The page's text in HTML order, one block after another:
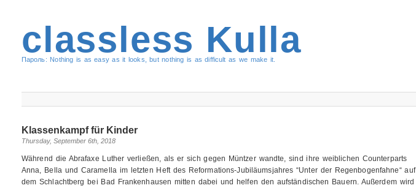
classless Kulla
Пароль: Nothing is as easy as it looks, but nothing is as difficult as we make it.
Klassenkampf für Kinder
Thursday, September 6th, 2018
Während die Abrafaxe Luther verließen, als er sich gegen Müntzer wandte, sind ihre weiblichen Counterparts
Anna, Bella und Caramella im letzten Heft des Reformations-Jubiläumsjahres “Unter der Regenbogenfahne“ auf
dem Schlachtberg bei Bad Frankenhausen mitten dabei und helfen den aufständischen Bauern. Außerdem wird